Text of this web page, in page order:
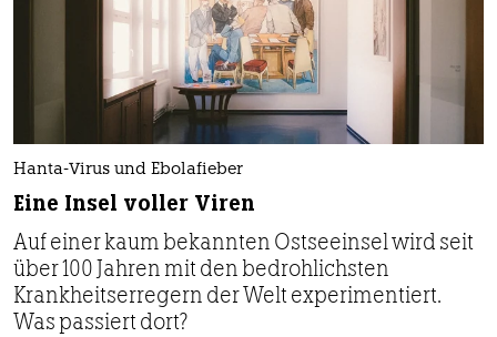
Hanta-Virus und Ebolafieber
Eine Insel voller Viren
Auf einer kaum bekannten Ostseeinsel wird seit
über 100 Jahren mit den bedrohlichsten
Krankheitserregern der Welt experimentiert.
Was passiert dort?